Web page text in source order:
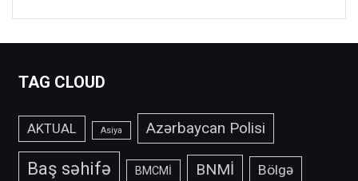
TAG CLOUD
AKTUAL Asiya Azərbaycan Polisi
Baş səhifə BMCMİ BNMİ Bölgə